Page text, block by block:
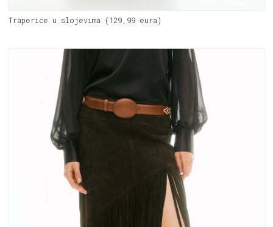
Traperice u slojevima (129,99 eura)